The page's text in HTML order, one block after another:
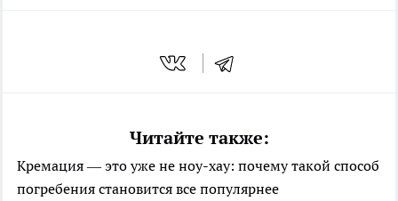
Читайте также:
Кремация — это уже не ноу-хау: почему такой способ
погребения становится все популярнее